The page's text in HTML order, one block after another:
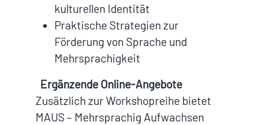
kulturellen Identität
Praktische Strategien zur
Förderung von Sprache und
Mehrsprachigkeit
Ergänzende Online-Angebote
Zusätzlich zur Workshopreihe bietet
MAUS – Mehrsprachig Aufwachsen